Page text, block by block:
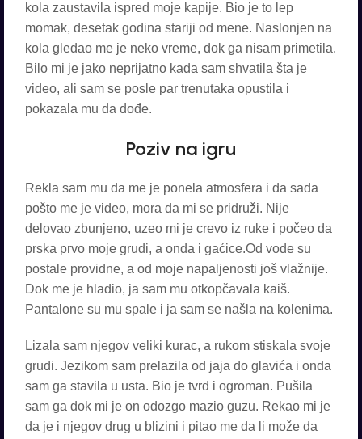
kola zaustavila ispred moje kapije. Bio je to lep
momak, desetak godina stariji od mene. Naslonjen na
kola gledao me je neko vreme, dok ga nisam primetila.
Bilo mi je jako neprijatno kada sam shvatila šta je
video, ali sam se posle par trenutaka opustila i
pokazala mu da dođe.
Poziv na igru
Rekla sam mu da me je ponela atmosfera i da sada
pošto me je video, mora da mi se pridruži. Nije
delovao zbunjeno, uzeo mi je crevo iz ruke i počeo da
prska prvo moje grudi, a onda i gaćice.Od vode su
postale providne, a od moje napaljenosti još vlažnije.
Dok me je hladio, ja sam mu otkopčavala kaiš.
Pantalone su mu spale i ja sam se našla na kolenima.
Lizala sam njegov veliki kurac, a rukom stiskala svoje
grudi. Jezikom sam prelazila od jaja do glavića i onda
sam ga stavila u usta. Bio je tvrd i ogroman. Pušila
sam ga dok mi je on odozgo mazio guzu. Rekao mi je
da je i njegov drug u blizini i pitao me da li može da